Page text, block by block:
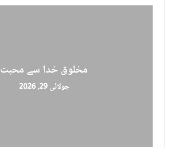
مخلوق خدا سے محبت
جولائی 29, 2026